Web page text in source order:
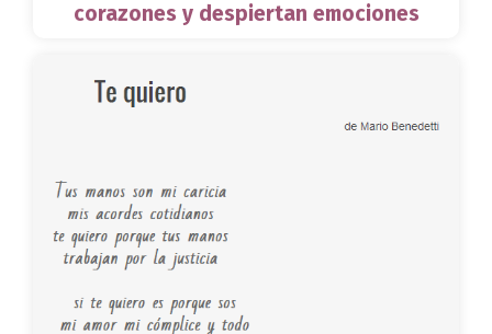
corazones y despiertan emociones